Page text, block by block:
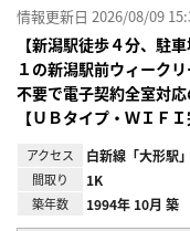
情報更新日 2026/08/09
【新潟駅徒歩４分、駐
１の新潟駅前ウィーク
不要で電子契約全室対
【ＵＢタイプ・ＷＩＦＩ
アクセス 白新線「大形駅」
間取り 1K
築年数 1994年 10月 築